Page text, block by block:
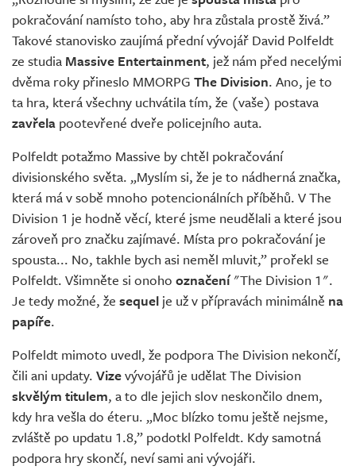
Živě
pokračování namísto toho, aby hra zůstala prostě živá.”
Takové stanovisko zaujímá přední vývojář David Polfeldt
ze studia Massive Entertainment, jež nám před necelými
dvěma roky přineslo MMORPG The Division. Ano, je to
ta hra, která všechny uchvátila tím, že (vaše) postava
zavřela pootevřené dveře policejního auta.
Polfeldt potažmo Massive by chtěl pokračování
divisionského světa. „Myslím si, že je to nádherná značka,
která má v sobě mnoho potencionálních příběhů. V The
Division 1 je hodně věcí, které jsme neudělali a které jsou
zároveň pro značku zajímavé. Místa pro pokračování je
spousta... No, takhle bych asi neměl mluvit,” prořekl se
Polfeldt. Všimněte si onoho označení"The Division 1".
Je tedy možné, že sequel je už v přípravách minimálně na
papíře.
Polfeldt mimoto uvedl, že podpora The Division nekončí,
čili ani updaty. Vizevývojářů je udělat The Division
skvělým titulem, a to dle jejich slov neskončilo dnem,
kdy hra vešla do éteru. „Moc blízko tomu ještě nejsme,
zvláště po updatu 1.8,” podotkl Polfeldt. Kdy samotná
podpora hry skončí, neví sami ani vývojáři.